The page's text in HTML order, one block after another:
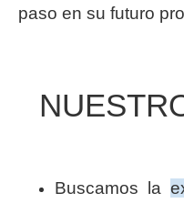
paso en su futuro
Buscamos la